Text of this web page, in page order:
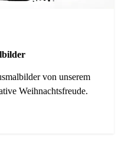
von unserem
Weihnachtsfreude.